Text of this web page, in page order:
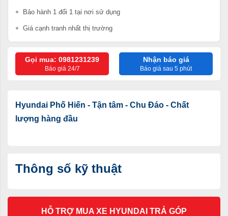
Bảo hành 1 đổi 1 tại nơi sử dụng
Giá cạnh tranh nhất thị trường
Gọi mua: 0981231239
Báo giá 24/7
Nhận báo giá
Báo giá sau 5 phút
Hyundai Phố Hiến - Tận tâm - Chu Đáo - Chất
lượng hàng đầu
Thông số kỹ thuật
HỖ TRỢ MUA XE HYUNDAI TRẢ GÓP